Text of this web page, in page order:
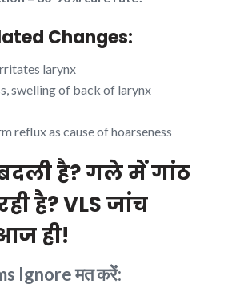
Changes:
larynx
swelling of back of larynx
reflux as cause of hoarseness
है? गले में गांठ
है? VLS जांच
ही!
Ignore मत करें: